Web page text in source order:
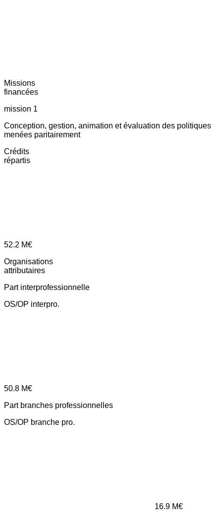
Missions
financées
mission 1
Conception, gestion, animation et évaluation des politiques
menées paritairement
Crédits
répartis
52.2 M€
Organisations
attributaires
Part interprofessionnelle
OS/OP interpro.
50.8 M€
Part branches professionnelles
OS/OP branche pro.
16.9 M€